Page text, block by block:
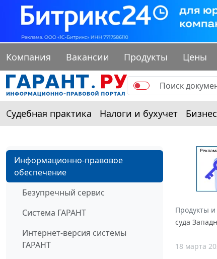
Компания Вакансии Продукты Цены
Судебная практика Налоги и бухучет Бизнес
Информационно-правовое
обеспечение
Безупречный сервис
Система ГАРАНТ
Интернет-версия системы
ГАРАНТ
Продукты и
суда
18 марта